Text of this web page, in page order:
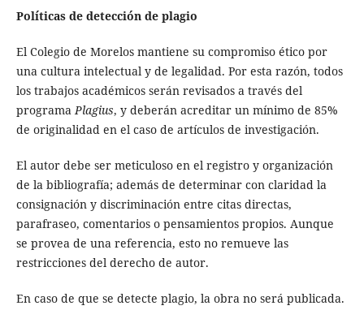
Políticas de detección de plagio
El Colegio de Morelos mantiene su compromiso ético por
una cultura intelectual y de legalidad. Por esta razón, todos
los trabajos académicos serán revisados a través del
programaPlagius, y deberán acreditar un mínimo de 85%
de originalidad en el caso de artículos de investigación.
El autor debe ser meticuloso en el registro y organización
de la bibliografía; además de determinar con claridad la
consignación y discriminación entre citas directas,
parafraseo, comentarios o pensamientos propios. Aunque
se provea de una referencia, esto no remueve las
restricciones del derecho de autor.
En caso de que se detecte plagio, la obra no será publicada.